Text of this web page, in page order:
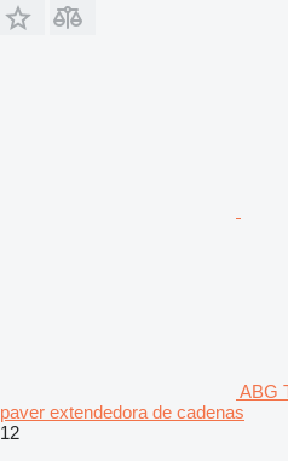
ABG
paver extendedora de cadenas
12